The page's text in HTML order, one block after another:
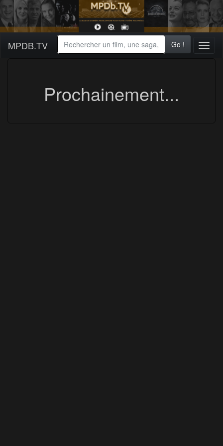
MPDB.TV Go !
Prochainement...